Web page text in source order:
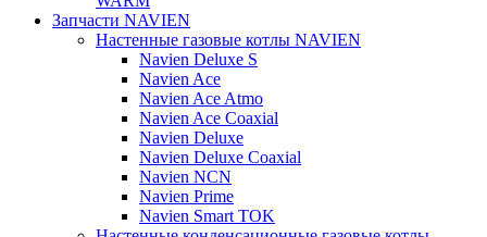
Запчасти NAVIEN
Настенные газовые котлы NAVIEN
Navien Deluxe S
Navien Ace
Navien Ace Atmo
Navien Ace Coaxial
Navien Deluxe
Navien Deluxe Coaxial
Navien NCN
Navien Prime
Navien Smart TOK